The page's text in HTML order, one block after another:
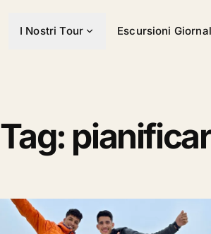
I Nostri Tour Escursioni
Tag: